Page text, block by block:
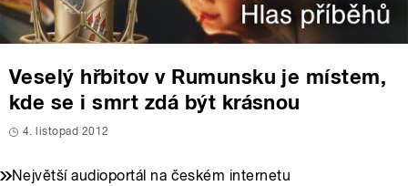
Veselý hřbitov v Rumunsku je místem,
kde se i smrt zdá být krásnou
4. listopad 2012
Největší audioportál na českém internetu